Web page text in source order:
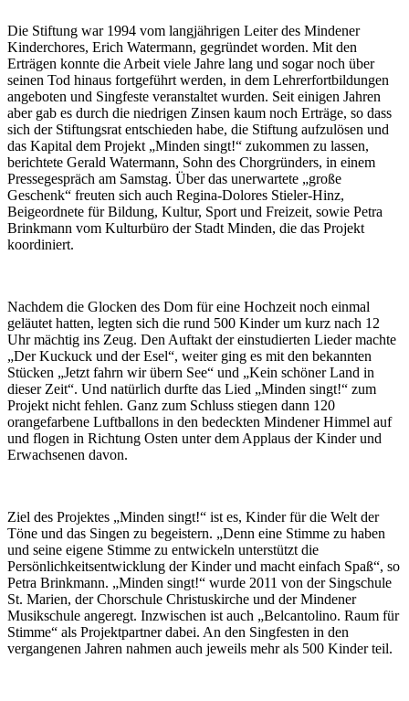
Die Stiftung war 1994 vom langjährigen Leiter des Mindener
Kinderchores, Erich Watermann, gegründet worden. Mit den
Erträgen konnte die Arbeit viele Jahre lang und sogar noch über
seinen Tod hinaus fortgeführt werden, in dem Lehrerfortbildungen
angeboten und Singfeste veranstaltet wurden. Seit einigen Jahren
aber gab es durch die niedrigen Zinsen kaum noch Erträge, so dass
sich der Stiftungsrat entschieden habe, die Stiftung aufzulösen und
das Kapital dem Projekt „Minden singt!“ zukommen zu lassen,
berichtete Gerald Watermann, Sohn des Chorgründers, in einem
Pressegespräch am Samstag. Über das unerwartete „große
Geschenk“ freuten sich auch Regina-Dolores Stieler-Hinz,
Beigeordnete für Bildung, Kultur, Sport und Freizeit, sowie Petra
Brinkmann vom Kulturbüro der Stadt Minden, die das Projekt
koordiniert.
Nachdem die Glocken des Dom für eine Hochzeit noch einmal
geläutet hatten, legten sich die rund 500 Kinder um kurz nach 12
Uhr mächtig ins Zeug. Den Auftakt der einstudierten Lieder machte
„Der Kuckuck und der Esel“, weiter ging es mit den bekannten
Stücken „Jetzt fahrn wir übern See“ und „Kein schöner Land in
dieser Zeit“. Und natürlich durfte das Lied „Minden singt!“ zum
Projekt nicht fehlen. Ganz zum Schluss stiegen dann 120
orangefarbene Luftballons in den bedeckten Mindener Himmel auf
und flogen in Richtung Osten unter dem Applaus der Kinder und
Erwachsenen davon.
Ziel des Projektes „Minden singt!“ ist es, Kinder für die Welt der
Töne und das Singen zu begeistern. „Denn eine Stimme zu haben
und seine eigene Stimme zu entwickeln unterstützt die
Persönlichkeitsentwicklung der Kinder und macht einfach Spaß“, so
Petra Brinkmann. „Minden singt!“ wurde 2011 von der Singschule
St. Marien, der Chorschule Christuskirche und der Mindener
Musikschule angeregt. Inzwischen ist auch „Belcantolino. Raum für
Stimme“ als Projektpartner dabei. An den Singfesten in den
vergangenen Jahren nahmen auch jeweils mehr als 500 Kinder teil.